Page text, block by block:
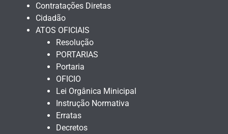
Contratações Diretas
Cidadão
ATOS OFICIAIS
Resolução
PORTARIAS
Portaria
OFICIO
Lei Orgânica Minicipal
Instrução Normativa
Erratas
Decretos